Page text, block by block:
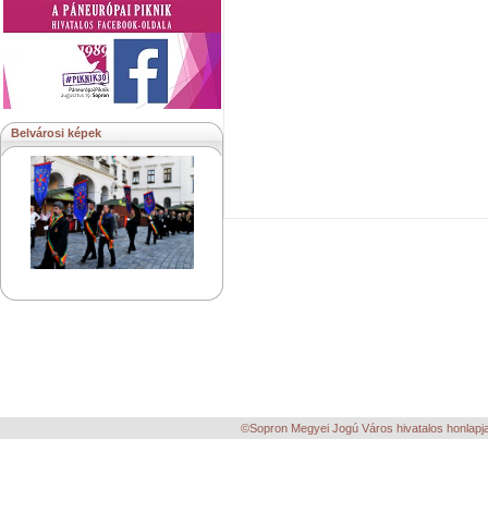
Belvárosi képek
©Sopron Megyei Jogú Város hivatalos